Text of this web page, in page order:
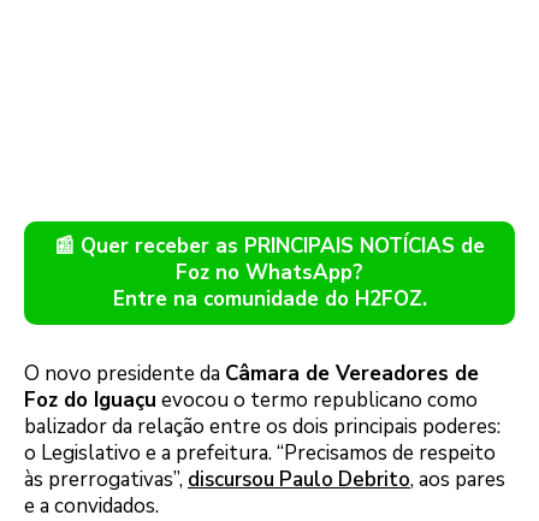
📰 Quer receber as PRINCIPAIS NOTÍCIAS de
Foz no WhatsApp?
Entre na comunidade do H2FOZ.
O novo presidente da Câmara de Vereadores de
Foz do Iguaçu evocou o termo republicano como
balizador da relação entre os dois principais poderes:
o Legislativo e a prefeitura. “Precisamos de respeito
às prerrogativas”, discursou Paulo Debrito, aos pares
e a convidados.